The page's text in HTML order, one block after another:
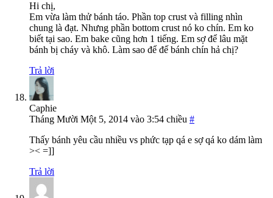
Hi chị,
Em vừa làm thử bánh táo. Phần top crust và filling nhìn
chung là đạt. Nhưng phần bottom crust nó ko chín. Em ko
biết tại sao. Em bake cũng hơn 1 tiếng. Em sợ để lâu mặt
bánh bị cháy và khô. Làm sao để đế bánh chín hả chị?
Trả lời
Caphie
Tháng Mười Một 5, 2014 vào 3:54 chiều #
Thấy bánh yêu cầu nhiều vs phức tạp qá e sợ qá ko dám làm
>< =]]
Trả lời